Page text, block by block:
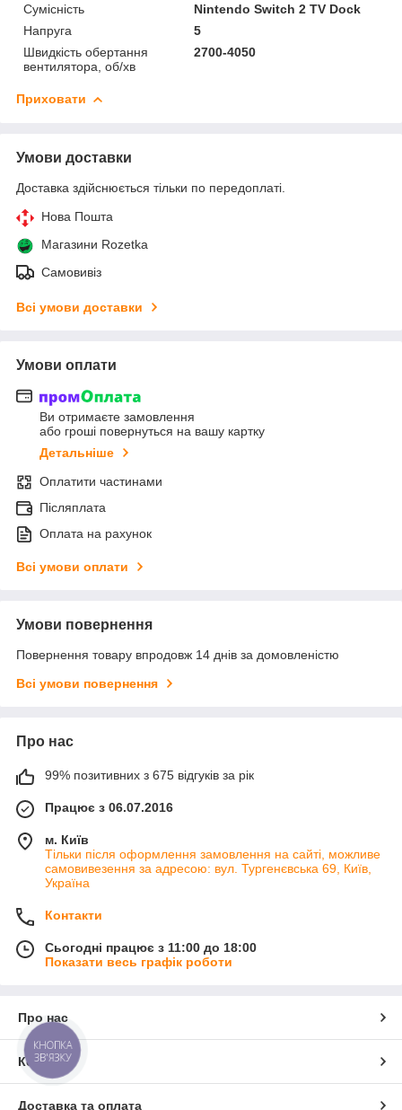
Сумісність
Nintendo Switch 2 TV Dock
Напруга
5
Швидкість обертання
вентилятора, об/хв
2700-4050
Приховати
Умови доставки
Доставка здійснюється тільки по передоплаті.
Нова Пошта
Магазини Rozetka
Самовивіз
Всі умови доставки
Умови оплати
Ви отримаєте замовлення
або гроші повернуться на вашу картку
Детальніше
Оплатити частинами
Післяплата
Оплата на рахунок
Всі умови оплати
Умови повернення
Повернення товару впродовж 14 днів за домовленістю
Всі умови повернення
Про нас
99% позитивних з 675 відгуків за рік
Працює з 06.07.2016
м. Київ
Тільки після оформлення замовлення на сайті, можливе
самовивезення за адресою: вул. Тургенєвська 69, Київ,
Україна
Контакти
Сьогодні працює з 11:00 до 18:00
Показати весь графік роботи
Про нас
Контакти
Доставка та оплата
КНОПКА
ЗВ'ЯЗКУ